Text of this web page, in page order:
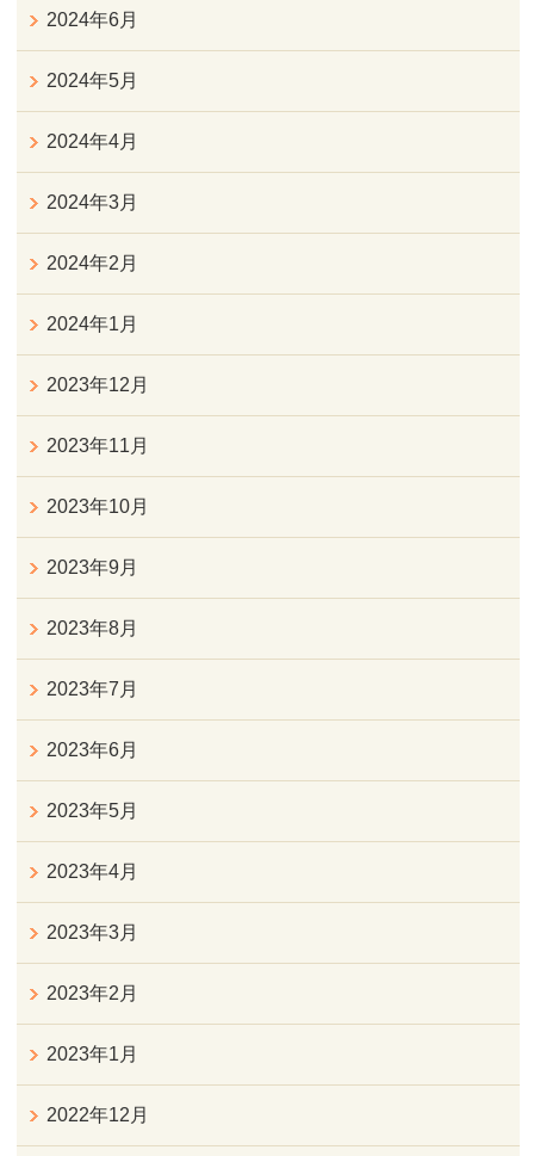
2024年6月
2024年5月
2024年4月
2024年3月
2024年2月
2024年1月
2023年12月
2023年11月
2023年10月
2023年9月
2023年8月
2023年7月
2023年6月
2023年5月
2023年4月
2023年3月
2023年2月
2023年1月
2022年12月